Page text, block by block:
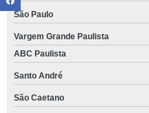
São Paulo
Vargem Grande Paulista
ABC Paulista
Santo André
São Caetano